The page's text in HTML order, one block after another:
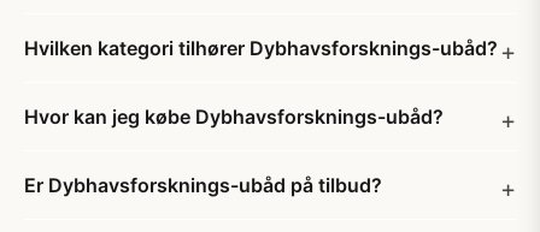
Hvilken kategori tilhører Dybhavsforsknings-ubåd?
Hvor kan jeg købe Dybhavsforsknings-ubåd?
Er Dybhavsforsknings-ubåd på tilbud?